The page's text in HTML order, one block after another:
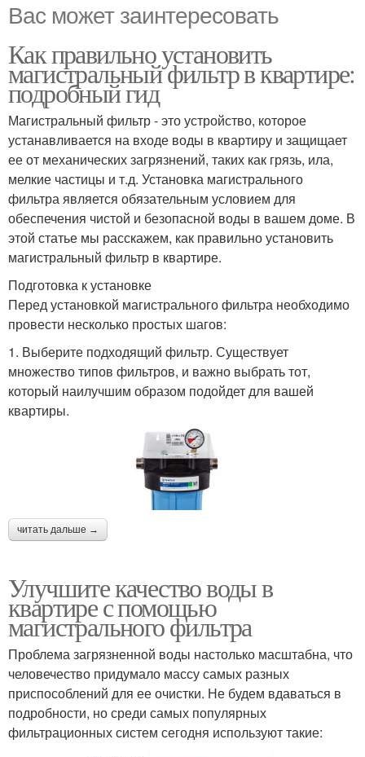
Вас может заинтересовать
Как правильно установить
магистральный фильтр в квартире:
подробный гид
Магистральный фильтр - это устройство, которое
устанавливается на входе воды в квартиру и защищает
ее от механических загрязнений, таких как грязь, ила,
мелкие частицы и т.д. Установка магистрального
фильтра является обязательным условием для
обеспечения чистой и безопасной воды в вашем доме. В
этой статье мы расскажем, как правильно установить
магистральный фильтр в квартире.
Подготовка к установке
Перед установкой магистрального фильтра необходимо
провести несколько простых шагов:
1. Выберите подходящий фильтр. Существует
множество типов фильтров, и важно выбрать тот,
который наилучшим образом подойдет для вашей
квартиры.
читать дальше →
Улучшите качество воды в
квартире с помощью
магистрального фильтра
Проблема загрязненной воды настолько масштабна, что
человечество придумало массу самых разных
приспособлений для ее очистки. Не будем вдаваться в
подробности, но среди самых популярных
фильтрационных систем сегодня используют такие: